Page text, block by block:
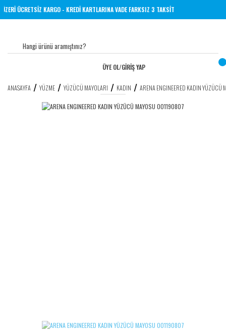
ÜZERİ ÜCRETSİZ KARGO - KREDİ KARTLARINA VADE FARKSIZ 3 TAKSİT
ÜYE OL/GİRİŞ YAP
ANASAYFA YÜZME YÜZÜCÜ MAYOLARI KADIN ARENA ENGINEERED KADIN